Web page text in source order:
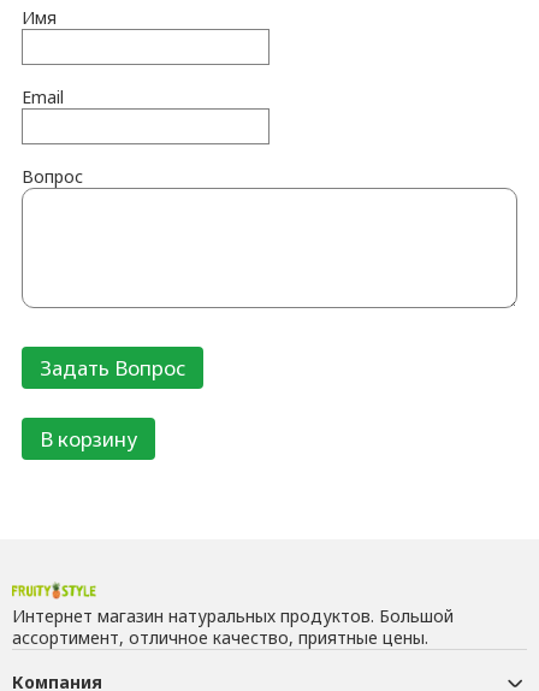
Имя
Email
Вопрос
В корзину
Интернет магазин натуральных продуктов. Большой
ассортимент, отличное качество, приятные цены.
Компания